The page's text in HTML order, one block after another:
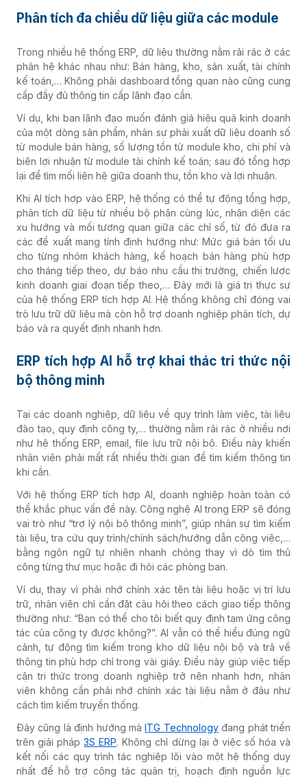
Phân tích đa chiều dữ liệu giữa các module
Trong nhiều hệ thống ERP, dữ liệu thường nằm rải rác ở các
phân hệ khác nhau như: Bán hàng, kho, sản xuất, tài chính
kế toán,… Không phải dashboard tổng quan nào cũng cung
cấp đầy đủ thông tin cấp lãnh đạo cần.
Ví dụ, khi ban lãnh đạo muốn đánh giá hiệu quả kinh doanh
của một dòng sản phẩm, nhân sự phải xuất dữ liệu doanh số
từ module bán hàng, số lượng tồn từ module kho, chi phí và
biên lợi nhuận từ module tài chính kế toán; sau đó tổng hợp
lại để tìm mối liên hệ giữa doanh thu, tồn kho và lợi nhuận.
Khi AI tích hợp vào ERP, hệ thống có thể tự động tổng hợp,
phân tích dữ liệu từ nhiều bộ phận cùng lúc, nhận diện các
xu hướng và mối tương quan giữa các chỉ số, từ đó đưa ra
các đề xuất mang tính định hướng như: Mức giá bán tối ưu
cho từng nhóm khách hàng, kế hoạch bán hàng phù hợp
cho tháng tiếp theo, dự báo nhu cầu thị trường, chiến lược
kinh doanh giai đoạn tiếp theo,… Đây mới là giá trị thực sự
của hệ thống ERP tích hợp AI. Hệ thống không chỉ đóng vai
trò lưu trữ dữ liệu mà còn hỗ trợ doanh nghiệp phân tích, dự
báo và ra quyết định nhanh hơn.
ERP tích hợp AI hỗ trợ khai thác tri thức nội
bộ thông minh
Tại các doanh nghiệp, dữ liệu về quy trình làm việc, tài liệu
đào tạo, quy định công ty,… thường nằm rải rác ở nhiều nơi
như hệ thống ERP, email, file lưu trữ nội bộ. Điều này khiến
nhân viên phải mất rất nhiều thời gian để tìm kiếm thông tin
khi cần.
Với hệ thống ERP tích hợp AI, doanh nghiệp hoàn toàn có
thể khắc phục vấn đề này. Công nghệ AI trong ERP sẽ đóng
vai trò như “trợ lý nội bộ thông minh”, giúp nhân sự tìm kiếm
tài liệu, tra cứu quy trình/chính sách/hướng dẫn công việc,…
bằng ngôn ngữ tự nhiên nhanh chóng thay vì dò tìm thủ
công từng thư mục hoặc đi hỏi các phòng ban.
Ví dụ, thay vì phải nhớ chính xác tên tài liệu hoặc vị trí lưu
trữ, nhân viên chỉ cần đặt câu hỏi theo cách giao tiếp thông
thường như: “Bạn có thể cho tôi biết quy định tạm ứng công
tác của công ty được không?”. AI vẫn có thể hiểu đúng ngữ
cảnh, tự động tìm kiếm trong kho dữ liệu nội bộ và trả về
thông tin phù hợp chỉ trong vài giây. Điều này giúp việc tiếp
cận tri thức trong doanh nghiệp trở nên nhanh hơn, nhân
viên không cần phải nhớ chính xác tài liệu nằm ở đâu như
cách tìm kiếm truyền thống.
Đây cũng là định hướng màITG Technologyđang phát triển
trên giải pháp3S ERP. Không chỉ dừng lại ở việc số hóa và
kết nối các quy trình tác nghiệp lõi vào một hệ thống duy
nhất để hỗ trợ công tác quản trị, hoạch định nguồn lực